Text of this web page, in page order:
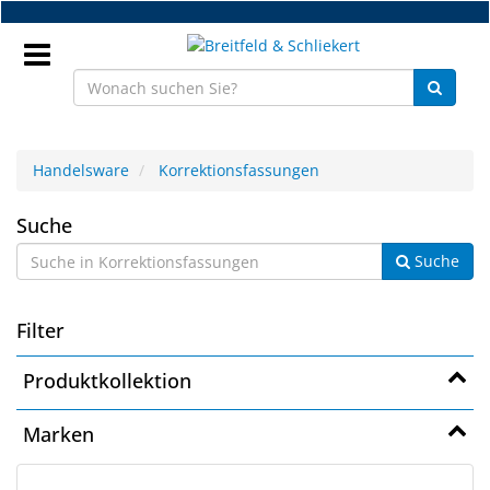
Zum
Hauptinhalt
springen
NEU
Brillenteile
Werkstatt
Handelsware
Sport
Handelsware Korrektionsfassungen
Korrektionsfassungen
Suche
Suche
Filter
Produktkollektion
Marken